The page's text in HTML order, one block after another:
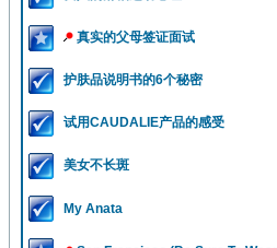
真实的父母签证面试
护肤品说明书的6个秘密
试用CAUDALIE产品的感受
美女不长斑
My Anata